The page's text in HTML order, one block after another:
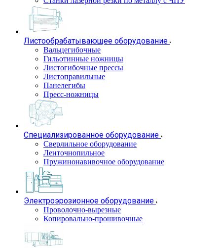
Листообрабатывающее оборудование
Вальцегибочные
Гильотинные ножницы
Листогибочные прессы
Листоправильные
Панелегибы
Пресс-ножницы
Специализированное оборудование
Сверлильное оборудование
Ленточнопильное
Пружинонавивочное оборудование
Электроэрозионное оборудование
Проволочно-вырезные
Копировально-прошивочные